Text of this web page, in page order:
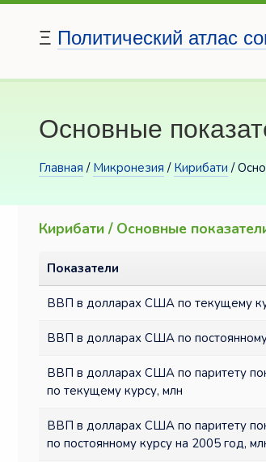
Ξ Политический атлас
Основные
Главная / Микронезия / Кирибати /
Кирибати / Основные
Показатели
ВВП в долларах США по текущему
ВВП в долларах США по
ВВП в долларах США по паритету
по текущему курсу, млн
ВВП в долларах США по паритету
по постоянному курсу на 2005 год,